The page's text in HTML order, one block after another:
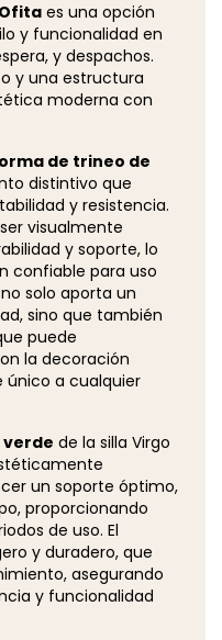
es una opción
y funcionalidad en
y despachos.
y una estructura
moderna con
de trineo de
distintivo que
y resistencia.
visualmente
y soporte, lo
confiable para uso
solo aporta un
sino que también
puede
la decoración
único a cualquier
verde de la silla Virgo
un soporte óptimo,
proporcionando
de uso. El
y duradero, que
asegurando
y funcionalidad